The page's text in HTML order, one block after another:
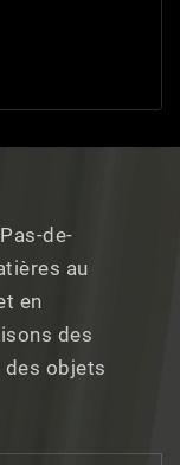
de-
au
en
des
objets